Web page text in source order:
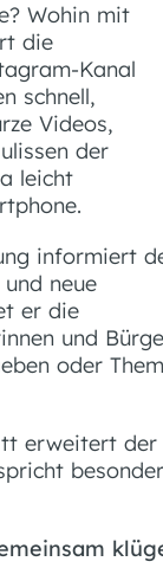
Wohin mit
die
Kanal
schnell,
Videos,
der
leicht
informiert
neue
er die
und
oder
erweitert der